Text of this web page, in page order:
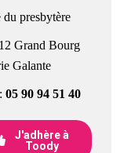
du presbytère
Grand Bourg
Galante
:05 90 94 51 40
J'adhère à
Toody